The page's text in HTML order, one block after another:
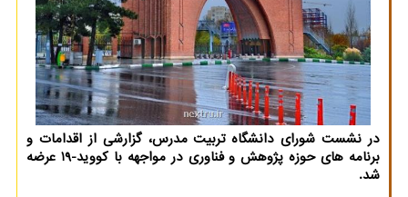
در نشست شورای دانشگاه تربیت مدرس، گزارشی از اقدامات و
برنامه های حوزه پژوهش و فناوری در مواجهه با كووید-19 عرضه
شد.